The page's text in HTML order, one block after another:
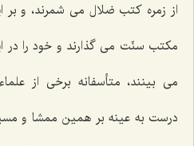
از زمره كتب ضلال مى‌ شمرند، و بر
مكتب سنّت مى ‌گذارند و خود را در
مى ‌بينند، متأسفانه برخى از
درست به عينه بر همين ممشا و